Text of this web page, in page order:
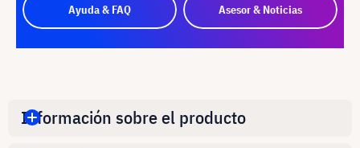
Ayuda & FAQ Asesor & Noticias
Información sobre el producto